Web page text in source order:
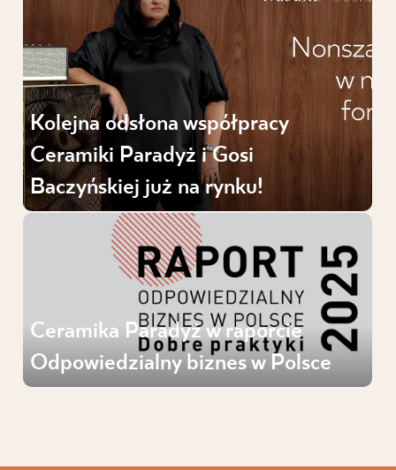
Kolejna odsłona współpracy
Ceramiki Paradyż i Gosi
Baczyńskiej już na rynku!
Ceramika Paradyż w raporcie
Odpowiedzialny biznes w Polsce